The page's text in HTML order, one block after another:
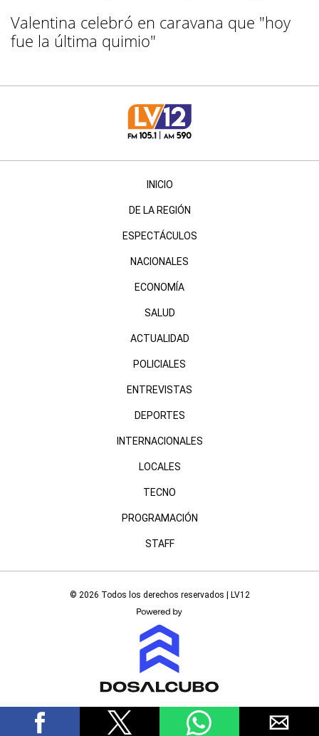
Valentina celebró en caravana que "hoy
fue la última quimio"
INICIO
DE LA REGIÓN
ESPECTÁCULOS
NACIONALES
ECONOMÍA
SALUD
ACTUALIDAD
POLICIALES
ENTREVISTAS
DEPORTES
INTERNACIONALES
LOCALES
TECNO
PROGRAMACIÓN
STAFF
© 2026 Todos los derechos reservados | LV12